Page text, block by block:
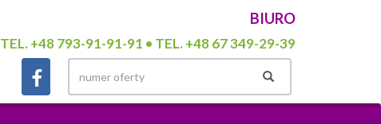
BIURO
TEL. +48 793-91-91-91 • TEL. +48 67 349-29-39